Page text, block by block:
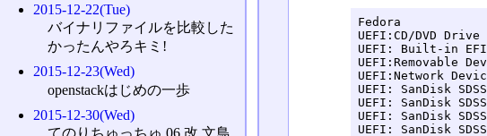
Fedora
UEFI:CD/DVD Drive
UEFI: Built-in
UEFI:Removable
UEFI:Network
UEFI: SanDisk
UEFI: SanDisk
UEFI: SanDisk
UEFI: SanDisk
2015-12-22(Tue)
バイナリファイルを比較した
かったんやろキミ!
2015-12-23(Wed)
openstackはじめの一歩
2015-12-30(Wed)